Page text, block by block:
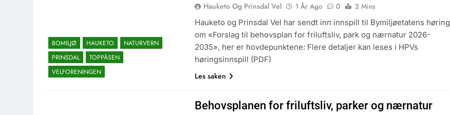
BOMILJØ HAUKETO
NATURVERN
PRINSDAL
TOPPÅSEN
VELFORENINGEN
Hauketo Og Prinsdal Vel 1 År Ago 0
2 Mins
Hauketo og Prinsdal Vel har sendt inn innspill til Bymiljøetatens høring
om «Forslag til behovsplan for friluftsliv, park og nærnatur 2026-
2035», her er hovdepunktene: Flere detaljer kan leses i HPVs
høringsinnspill (PDF)
Les saken
Behovsplanen for friluftsliv, parker og nærnatur